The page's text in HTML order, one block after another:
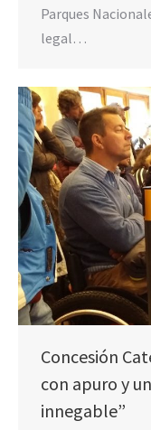
Parques
legal…
Concesión
con apuro y
innegable”